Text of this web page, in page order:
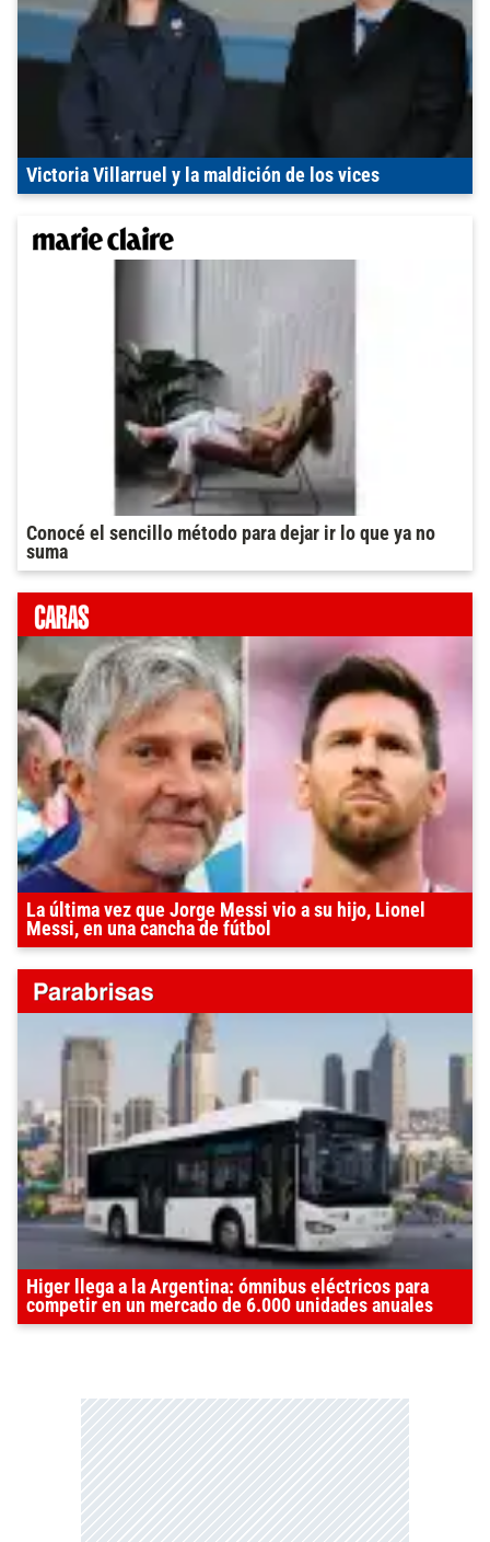
Victoria Villarruel y la maldición de los vices
Conocé el sencillo método para dejar ir lo que ya no
suma
La última vez que Jorge Messi vio a su hijo, Lionel
Messi, en una cancha de fútbol
Higer llega a la Argentina: ómnibus eléctricos para
competir en un mercado de 6.000 unidades anuales